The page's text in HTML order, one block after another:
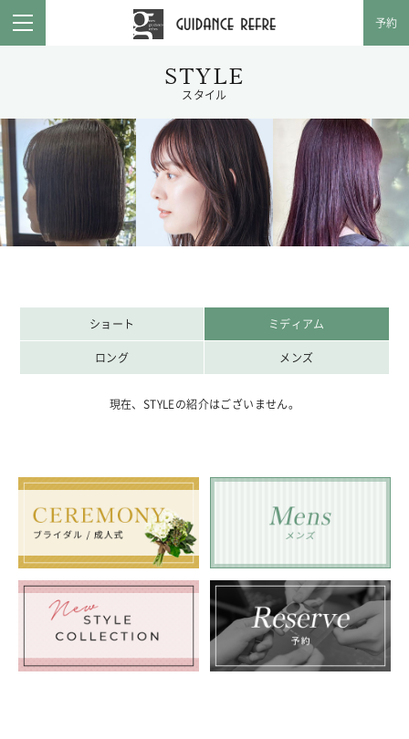
toggle
ガイダンス
予約
STYLE
スタイル
ショート ミディアム
ロング メンズ
現在、STYLEの紹介はございません。